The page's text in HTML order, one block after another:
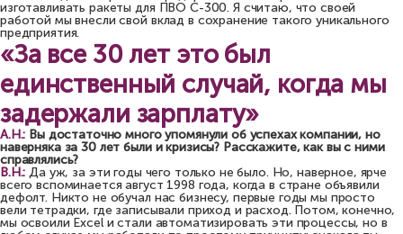
изготавливать ракеты для ПВО С-300. Я считаю, что своей
работой мы внесли свой вклад в сохранение такого уникального
предприятия.
«За все 30 лет это был
единственный случай, когда мы
задержали зарплату»
А.Н.: Вы достаточно много упомянули об успехах компании, но
наверняка за 30 лет были и кризисы? Расскажите, как вы с ними
справлялись?
В.Н.: Да уж, за эти годы чего только не было. Но, наверное, ярче
всего вспоминается август 1998 года, когда в стране объявили
дефолт. Никто не обучал нас бизнесу, первые годы мы просто
вели тетрадки, где записывали приход и расход. Потом, конечно,
мы освоили Excel и стали автоматизировать эти процессы, но в